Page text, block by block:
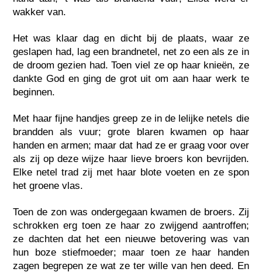
wakker van.
Het was klaar dag en dicht bij de plaats, waar ze
geslapen had, lag een brandnetel, net zo een als ze in
de droom gezien had. Toen viel ze op haar knieën, ze
dankte God en ging de grot uit om aan haar werk te
beginnen.
Met haar fijne handjes greep ze in de lelijke netels die
brandden als vuur; grote blaren kwamen op haar
handen en armen; maar dat had ze er graag voor over
als zij op deze wijze haar lieve broers kon bevrijden.
Elke netel trad zij met haar blote voeten en ze spon
het groene vlas.
Toen de zon was ondergegaan kwamen de broers. Zij
schrokken erg toen ze haar zo zwijgend aantroffen;
ze dachten dat het een nieuwe betovering was van
hun boze stiefmoeder; maar toen ze haar handen
zagen begrepen ze wat ze ter wille van hen deed. En